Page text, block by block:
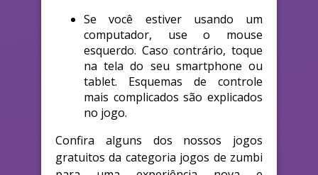
Se você estiver usando um
computador, use o mouse
esquerdo. Caso contrário, toque
na tela do seu smartphone ou
tablet. Esquemas de controle
mais complicados são explicados
no jogo.
Confira alguns dos nossos jogos
gratuitos da categoria jogos de zumbi